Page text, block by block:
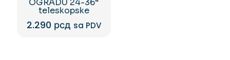
OGRADU 24-36“
teleskopske
2.290 рсд sa PDV